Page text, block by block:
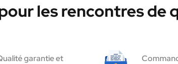
les rencontres de
garantie et